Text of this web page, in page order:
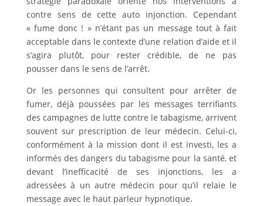
contre sens de cette auto injonction. Cependant
« fume donc ! » n’étant pas un message tout à fait
acceptable dans le contexte d’une relation d’aide et il
s’agira plutôt, pour rester crédible, de ne pas
pousser dans le sens de l’arrêt.
Or les personnes qui consultent pour arrêter de
fumer, déjà poussées par les messages terrifiants
des campagnes de lutte contre le tabagisme, arrivent
souvent sur prescription de leur médecin. Celui-ci,
conformément à la mission dont il est investi, les a
informés des dangers du tabagisme pour la santé, et
devant l’inefficacité de ses injonctions, les a
adressées à un autre médecin pour qu’il relaie le
message avec le haut parleur hypnotique.